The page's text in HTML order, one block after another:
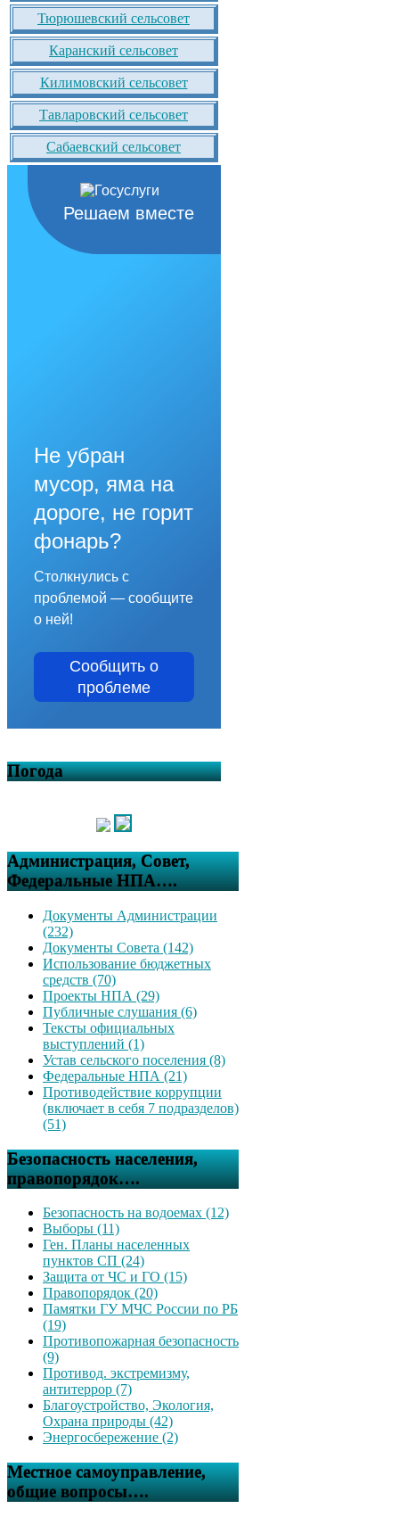
Тюрюшевский сельсовет
Каранский сельсовет
Килимовский сельсовет
Тавларовский сельсовет
Сабаевский сельсовет
Решаем вместе
Не убран
мусор, яма на
дороге, не горит
фонарь?
Столкнулись с
проблемой — сообщите
о ней!
Сообщить о
проблеме
Погода
Администрация, Совет,
Федеральные НПА….
Документы Администрации
(232)
Документы Совета (142)
Использование бюджетных
средств (70)
Проекты НПА (29)
Публичные слушания (6)
Тексты официальных
выступлений (1)
Устав сельского поселения (8)
Федеральные НПА (21)
Противодействие коррупции
(включает в себя 7 подразделов)
(51)
Безопасность населения,
правопорядок….
Безопасность на водоемах (12)
Выборы (11)
Ген. Планы населенных
пунктов СП (24)
Защита от ЧС и ГО (15)
Правопорядок (20)
Памятки ГУ МЧС России по РБ
(19)
Противопожарная безопасность
(9)
Противод. экстремизму,
антитеррор (7)
Благоустройство, Экология,
Охрана природы (42)
Энергосбережение (2)
Местное самоуправление,
общие вопросы….